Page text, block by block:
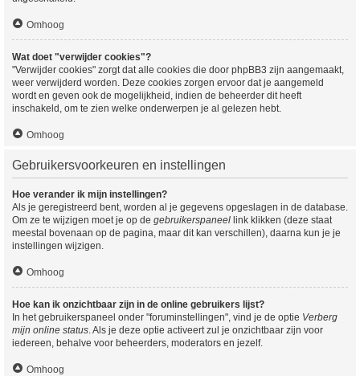
Omhoog
Wat doet "verwijder cookies"?
"Verwijder cookies" zorgt dat alle cookies die door phpBB3 zijn aangemaakt,
weer verwijderd worden. Deze cookies zorgen ervoor dat je aangemeld
wordt en geven ook de mogelijkheid, indien de beheerder dit heeft
inschakeld, om te zien welke onderwerpen je al gelezen hebt.
Omhoog
Gebruikersvoorkeuren en instellingen
Hoe verander ik mijn instellingen?
Als je geregistreerd bent, worden al je gegevens opgeslagen in de database.
Om ze te wijzigen moet je op de gebruikerspaneel link klikken (deze staat
meestal bovenaan op de pagina, maar dit kan verschillen), daarna kun je je
instellingen wijzigen.
Omhoog
Hoe kan ik onzichtbaar zijn in de online gebruikers lijst?
In het gebruikerspaneel onder "foruminstellingen", vind je de optie Verberg
mijn online status. Als je deze optie activeert zul je onzichtbaar zijn voor
iedereen, behalve voor beheerders, moderators en jezelf.
Omhoog